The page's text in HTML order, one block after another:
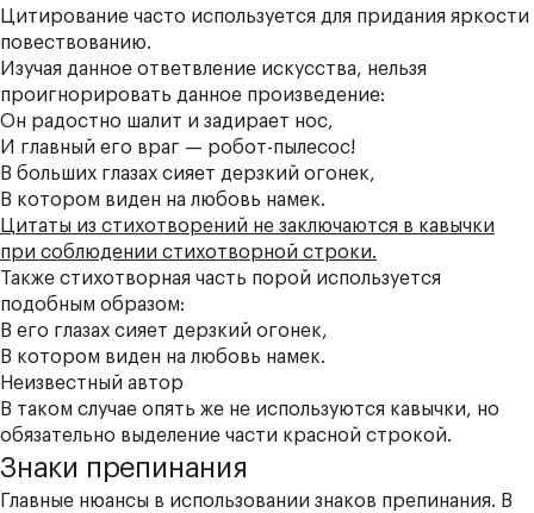
Цитирование часто используется для придания яркости
повествованию.
Изучая данное ответвление искусства, нельзя
проигнорировать данное произведение:
Он радостно шалит и задирает нос,
И главный его враг — робот-пылесос!
В больших глазах сияет дерзкий огонек,
В котором виден на любовь намек.
Цитаты из стихотворений не заключаются в кавычки
при соблюдении стихотворной строки.
Также стихотворная часть порой используется
подобным образом:
В его глазах сияет дерзкий огонек,
В котором виден на любовь намек.
Неизвестный автор
В таком случае опять же не используются кавычки, но
обязательно выделение части красной строкой.
Знаки препинания
Главные нюансы в использовании знаков препинания. В